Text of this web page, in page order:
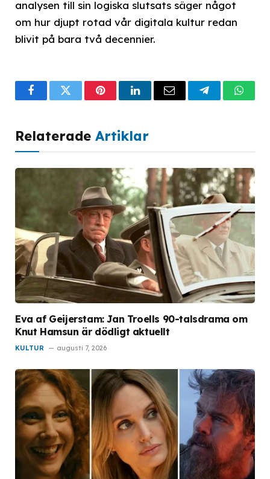
analysen till sin logiska slutsats säger något
om hur djupt rotad vår digitala kultur redan
blivit på bara två decennier.
FacebookTwitterPinterestLinkedInEmail Telegram
Relaterade Artiklar
Eva af Geijerstam: Jan Troells 90-talsdrama om
Knut Hamsun är dödligt aktuellt
KULTUR augusti 7, 2026